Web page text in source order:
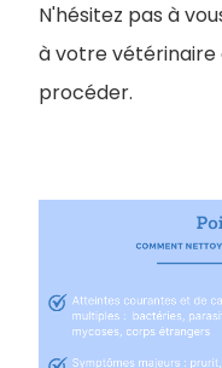
N'hésitez pas à
à votre
procéder.